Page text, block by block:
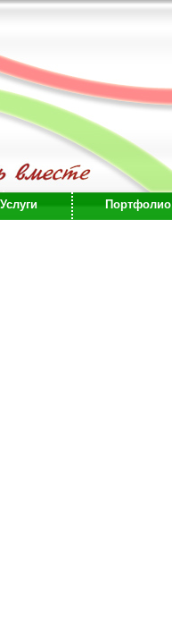
Услуги Портфолио